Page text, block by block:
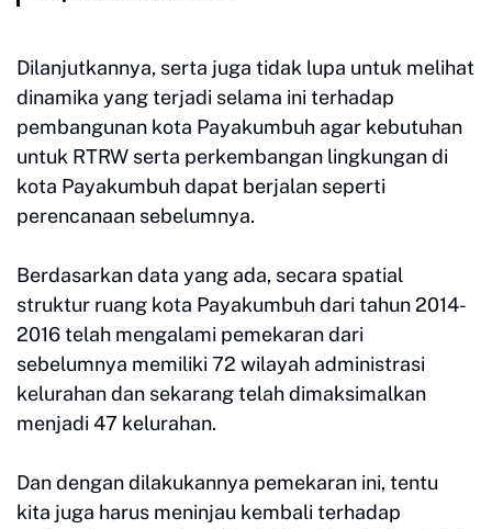
Dilanjutkannya, serta juga tidak lupa untuk melihat
dinamika yang terjadi selama ini terhadap
pembangunan kota Payakumbuh agar kebutuhan
untuk RTRW serta perkembangan lingkungan di
kota Payakumbuh dapat berjalan seperti
perencanaan sebelumnya.
Berdasarkan data yang ada, secara spatial
struktur ruang kota Payakumbuh dari tahun 2014-
2016 telah mengalami pemekaran dari
sebelumnya memiliki 72 wilayah administrasi
kelurahan dan sekarang telah dimaksimalkan
menjadi 47 kelurahan.
Dan dengan dilakukannya pemekaran ini, tentu
kita juga harus meninjau kembali terhadap